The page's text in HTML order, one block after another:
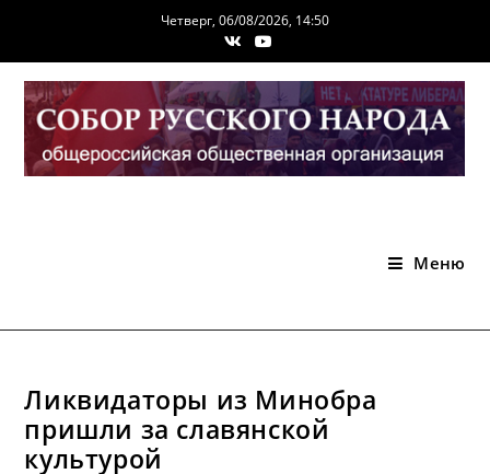
содержимому
Четверг, 06/08/2026, 14:50
Меню
Ликвидаторы из Минобра
пришли за славянской
культурой